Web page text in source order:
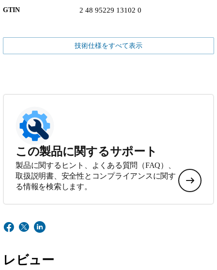
GTIN 2 48 95229 13102 0
技術仕様をすべて表示
この製品に関するサポート
製品に関するヒント、よくある質問（FAQ）、
取扱説明書、安全性とコンプライアンスに関す
る情報を検索します。
レビュー